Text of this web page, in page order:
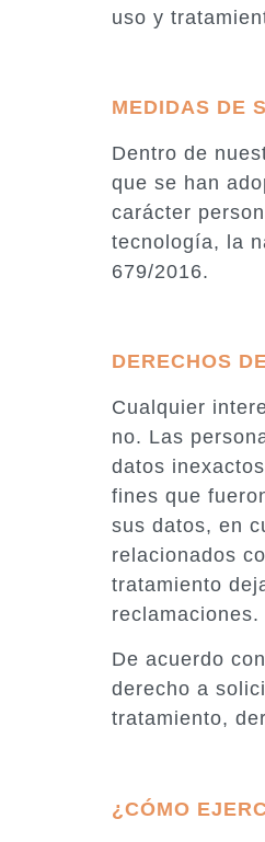
uso y
MEDIDAS DE
Dentro de
que se han
carácter
tecnología, la
679/2016.
DERECHOS
Cualquier
no. Las
datos
fines que
sus datos, en
relacionados
tratamiento
reclamaciones.
De acuerdo
derecho a
tratamiento,
¿CÓMO